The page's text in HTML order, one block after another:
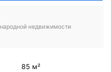
недвижимости
85 м²